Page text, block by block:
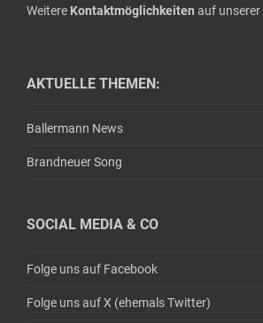
Weitere Kontaktmöglichkeiten auf unserer
AKTUELLE THEMEN:
Ballermann News
Brandneuer Song
SOCIAL MEDIA & CO
Folge uns auf Facebook
Folge uns auf X (ehemals Twitter)